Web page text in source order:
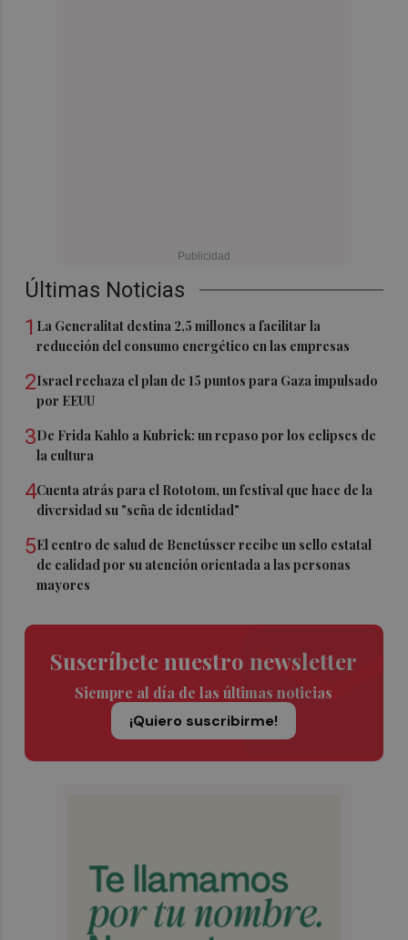
Últimas Noticias
1 La Generalitat destina 2,5 millones a facilitar la
reducción del consumo energético en las empresas
2Israel rechaza el plan de 15 puntos para Gaza impulsado
por EEUU
3De Frida Kahlo a Kubrick: un repaso por los eclipses de
la cultura
4Cuenta atrás para el Rototom, un festival que hace de la
diversidad su "seña de identidad"
5El centro de salud de Benetússer recibe un sello estatal
de calidad por su atención orientada a las personas
mayores
Suscríbete nuestro newsletter
Siempre al día de las últimas noticias
¡Quiero suscribirme!